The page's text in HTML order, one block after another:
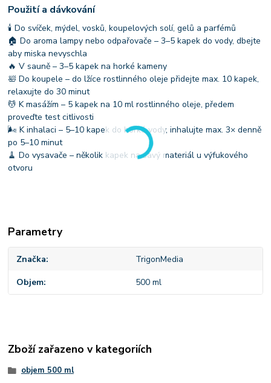
Použití a dávkování
🕯 Do svíček, mýdel, vosků, koupelových solí, gelů a parfémů
🏠 Do aroma lampy nebo odpařovače – 3–5 kapek do vody, dbejte
aby miska nevyschla
🔥 V sauně – 3–5 kapek na horké kameny
🛀 Do koupele – do lžíce rostlinného oleje přidejte max. 10 kapek,
relaxujte do 30 minut
💆 K masážím – 5 kapek na 10 ml rostlinného oleje, předem
proveďte test citlivosti
🌬 K inhalaci – 5–10 kapek do horké vody, inhalujte max. 3× denně
po 5–10 minut
🧹 Do vysavače – několik kapek na savý materiál u výfukového
otvoru
Parametry
Značka TrigonMedia
Objem 500 ml
Zboží zařazeno v kategoriích
objem 500 ml